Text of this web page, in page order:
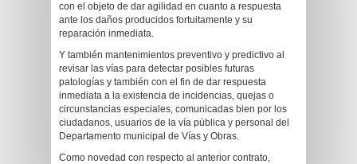
con el objeto de dar agilidad en cuanto a respuesta
ante los daños producidos fortuitamente y su
reparación inmediata.
Y también mantenimientos preventivo y predictivo al
revisar las vías para detectar posibles futuras
patologías y también con el fin de dar respuesta
inmediata a la existencia de incidencias, quejas o
circunstancias especiales, comunicadas bien por los
ciudadanos, usuarios de la vía pública y personal del
Departamento municipal de Vías y Obras.
Como novedad con respecto al anterior contrato,